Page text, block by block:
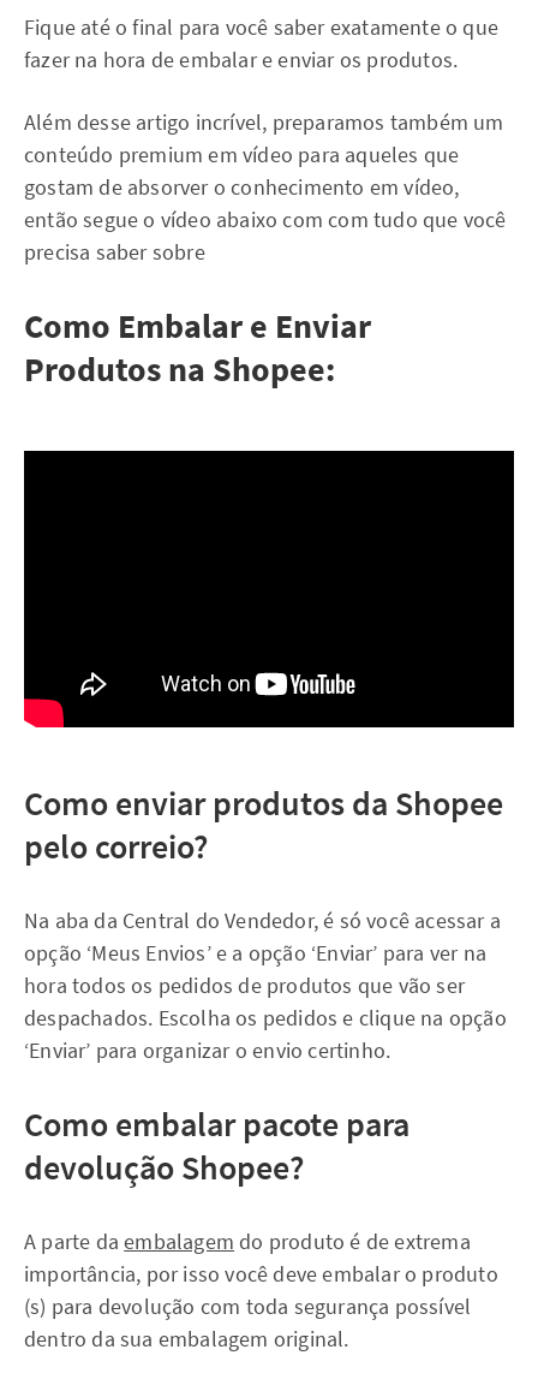
Fique até o final para você saber exatamente o que
fazer na hora de embalar e enviar os produtos.
Além desse artigo incrível, preparamos também um
conteúdo premium em vídeo para aqueles que
gostam de absorver o conhecimento em vídeo,
então segue o vídeo abaixo com com tudo que você
precisa saber sobre
Como Embalar e Enviar
Produtos na Shopee:
Como enviar produtos da Shopee
pelo correio?
Na aba da Central do Vendedor, é só você acessar a
opção ‘Meus Envios’ e a opção ‘Enviar’ para ver na
hora todos os pedidos de produtos que vão ser
despachados. Escolha os pedidos e clique na opção
‘Enviar’ para organizar o envio certinho.
Como embalar pacote para
devolução Shopee?
A parte daembalagem do produto é de extrema
importância, por isso você deve embalar o produto
(s) para devolução com toda segurança possível
dentro da sua embalagem original.